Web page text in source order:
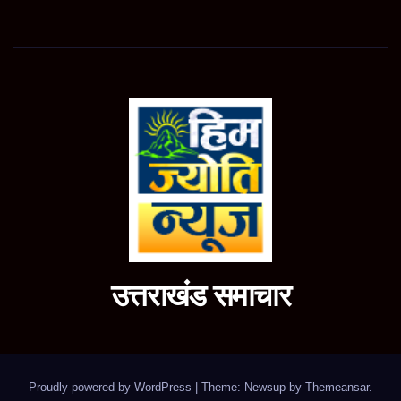
उत्तराखंड समाचार
Proudly powered by WordPress Theme: Newsup by Themeansar.